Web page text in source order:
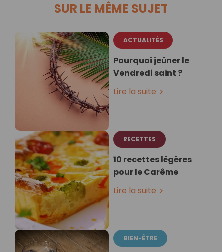
SUR LE MÊME SUJET
ACTUALITÉS
Pourquoi jeûner le
Vendredi saint ?
Lire la suite
RECETTES
10 recettes légères
pour le Carême
Lire la suite
BIEN-ÊTRE